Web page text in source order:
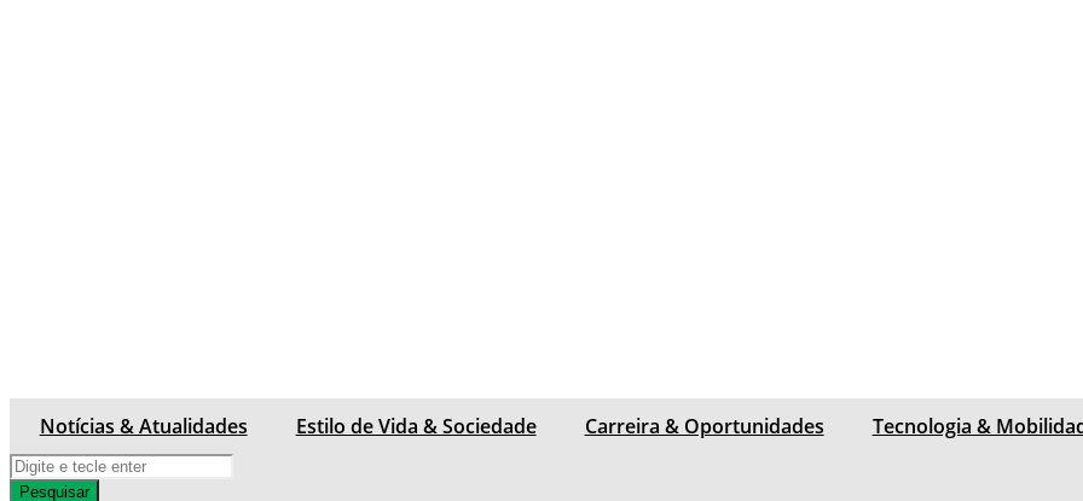
Notícias & Atualidades Estilo de Vida & Sociedade Carreira & Oportunidades Tecnologia &
Pesquisar